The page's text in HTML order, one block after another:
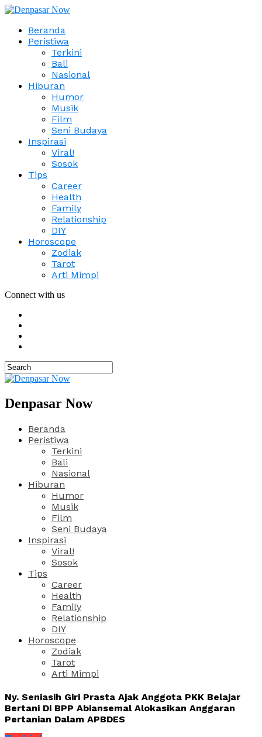
Beranda
Peristiwa
Terkini
Bali
Nasional
Hiburan
Humor
Musik
Film
Seni Budaya
Inspirasi
Viral!
Sosok
Tips
Career
Health
Family
Relationship
DIY
Horoscope
Zodiak
Tarot
Arti Mimpi
Connect with us
Denpasar Now
Beranda
Peristiwa
Terkini
Bali
Nasional
Hiburan
Humor
Musik
Film
Seni Budaya
Inspirasi
Viral!
Sosok
Tips
Career
Health
Family
Relationship
DIY
Horoscope
Zodiak
Tarot
Arti Mimpi
Ny. Seniasih Giri Prasta Ajak Anggota PKK Belajar
Bertani Di BPP Abiansemal Alokasikan Anggaran
Pertanian Dalam APBDES